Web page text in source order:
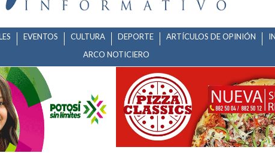
EVENTOS CULTURA DEPORTE ARTÍCULOS DE OPINIÓN
ARCO NOTICIERO
RECAUDADORAS EL